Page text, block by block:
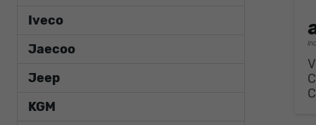
Iveco
Jaecoo
Jeep
KGM